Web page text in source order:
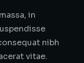
in
nibh
vitae.